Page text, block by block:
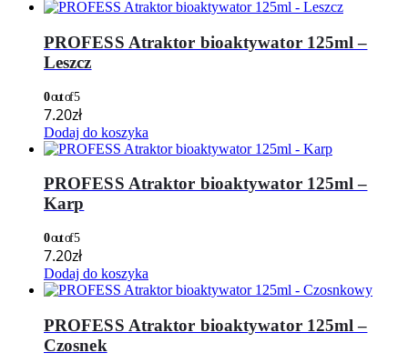
PROFESS Atraktor bioaktywator 125ml –
Leszcz
0out of 5
7.20zł
Dodaj do koszyka
PROFESS Atraktor bioaktywator 125ml –
Karp
0out of 5
7.20zł
Dodaj do koszyka
PROFESS Atraktor bioaktywator 125ml –
Czosnek